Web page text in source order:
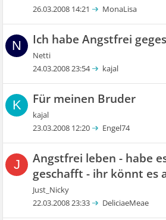
26.03.2008 14:21 MonaLisa
N Ich habe Angstfrei
Netti
24.03.2008 23:54 kajal
K Für meinen Bruder
kajal
23.03.2008 12:20 Engel74
J
Angstfrei leben - habe
geschafft - ihr könnt es
Just_Nicky
22.03.2008 23:33 DeliciaeMeae